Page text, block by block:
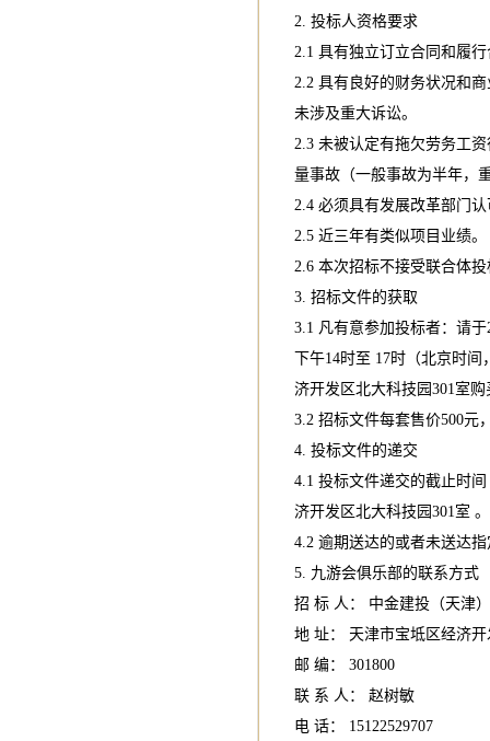
2. 投标人资格要求
2.1 具有独立订立合同和履
2.2 具有良好的财务状况和
未涉及重大诉讼。
2.3 未被认定有拖欠劳务工
量事故（一般事故为半年，
2.4 必须具有发展改革部门
2.5 近三年有类似项目业绩。
2.6 本次招标不接受联合体投
3. 招标文件的获取
3.1 凡有意参加投标者：请
下午14时至 17时（北京时
济开发区北大科技园301室
3.2 招标文件每套售价500元
4. 投标文件的递交
4.1 投标文件递交的截止时
济开发区北大科技园301室 。
4.2 逾期送达的或者未送达
5. 九游会俱乐部的联系方式
招 标 人： 中金建投（天津
地 址： 天津市宝坻区经济
邮 编： 301800
联 系 人： 赵树敏
电 话： 15122529707